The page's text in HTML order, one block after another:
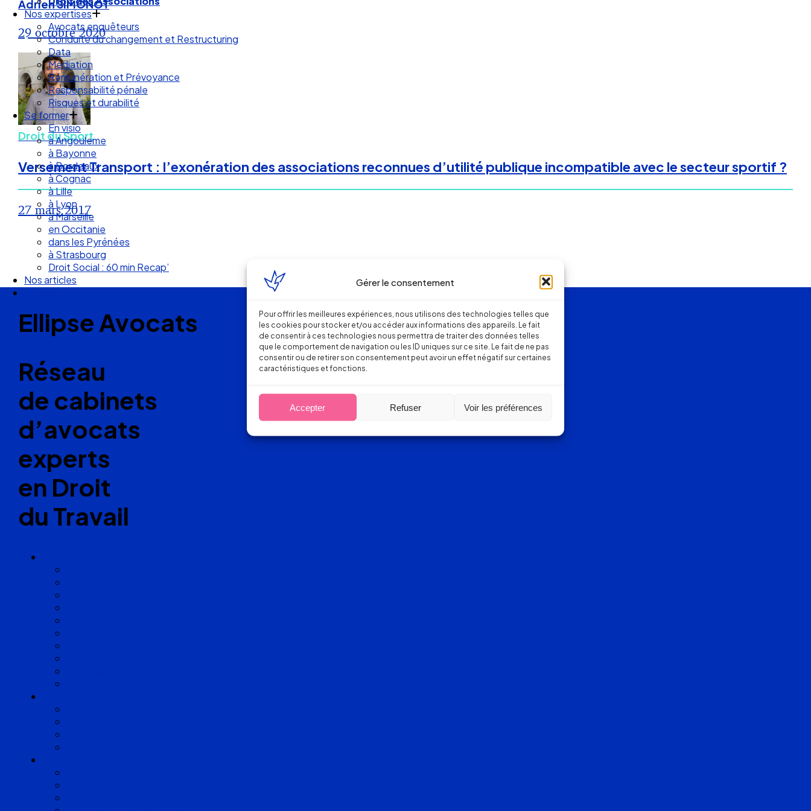
Gérer le consentement
Pour offrir les meilleures expériences, nous utilisons des technologies telles que
les cookies pour stocker et/ou accéder aux informations des appareils. Le fait
de consentir à ces technologies nous permettra de traiter des données telles
que le comportement de navigation ou les ID uniques sur ce site. Le fait de ne pas
consentir ou de retirer son consentement peut avoir un effet négatif sur certaines
caractéristiques et fonctions.
Accepter Refuser Voir les préférences
Avocats enquêteurs
Conduite du changement et Restructuring
Data
Médiation
Rémunération et Prévoyance
Responsabilité pénale
Risques et durabilité
Se former
En visio
à Angouleme
à Bayonne
à Bordeaux
à Cognac
à Lille
à Lyon
à Marseille
en Occitanie
dans les Pyrénées
à Strasbourg
Droit Social : 60 min Recap’
Nos articles
Nous suivre
Adrien SIMONOT
29 octobre 2020
Droit du Sport
Versement Transport : l’exonération des associations reconnues d’utilité publique incompatible avec le secteur sportif ?
27 mars 2017
Ellipse Avocats
Réseau
de cabinets
d’avocats
experts
en Droit
du Travail